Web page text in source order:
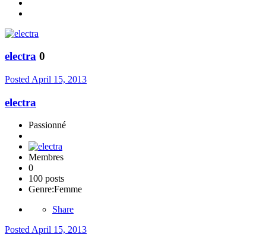
electra 0
Posted April 15, 2013
electra
Passionné
Membres
0
100 posts
Genre:Femme
Share
PostedApril 15, 2013